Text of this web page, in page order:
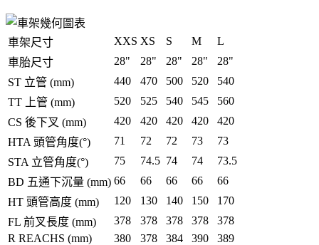
車架尺寸 XXS XS S M
L
車胎尺寸
28" 28" 28" 28"
28"
ST 立管 (mm)
440 470 500 520
540
TT 上管 (mm)
520 525 540 545
560
CS 後下叉 (mm)
420 420 420 420
420
HTA 頭管角度(°)
71 72 72 73
73
STA 立管角度(°)
75 74.5 74 74
73.5
BD 五通下沉量 (mm) 66 66 66 66
66
HT 頭管高度 (mm)
120 130 140 150
170
FL 前叉長度 (mm)
378 378 378 378
378
R REACHS (mm)
380 378 384 390
389